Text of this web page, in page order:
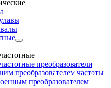
преобразователи
преобразователем частоты
преобразователем